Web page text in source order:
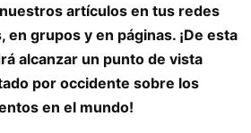
artículos en tus redes
en grupos y en páginas. ¡De esta
alcanzar un punto de vista
por occidente sobre los
en el mundo!